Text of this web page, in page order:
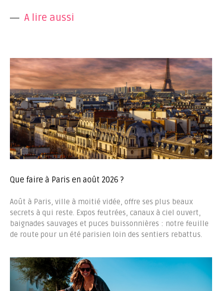
A lire aussi
Que faire à Paris en août 2026 ?
Août à Paris, ville à moitié vidée, offre ses plus beaux
secrets à qui reste. Expos feutrées, canaux à ciel ouvert,
baignades sauvages et puces buissonnières : notre feuille
de route pour un été parisien loin des sentiers rebattus.